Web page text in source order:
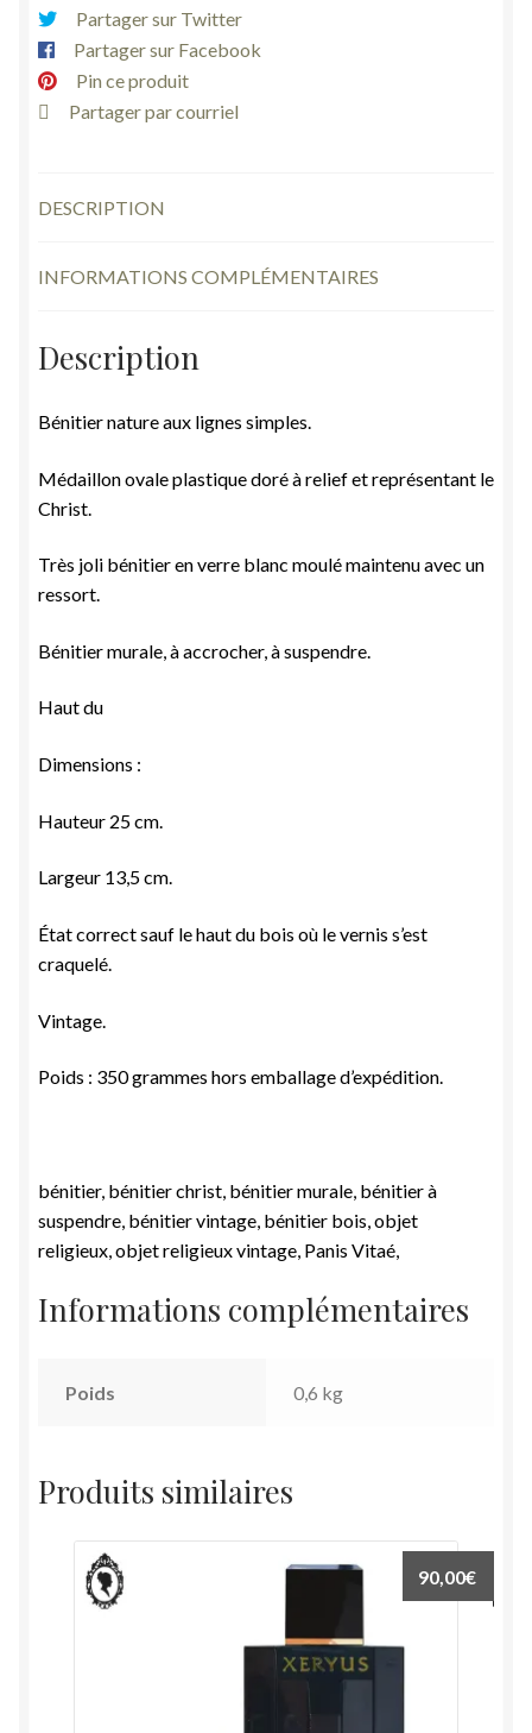
vintagePartager sur Twitter
Partager sur Facebook
Pin ce produit
Partager par courriel
DESCRIPTION
INFORMATIONS COMPLÉMENTAIRES
Description
Bénitier nature aux lignes simples.
Médaillon ovale plastique doré à relief et représentant le
Christ.
Très joli bénitier en verre blanc moulé maintenu avec un
ressort.
Bénitier murale, à accrocher, à suspendre.
Haut du
Dimensions :
Hauteur 25 cm.
Largeur 13,5 cm.
État correct sauf le haut du bois où le vernis s’est
craquelé.
Vintage.
Poids : 350 grammes hors emballage d’expédition.
bénitier, bénitier christ, bénitier murale, bénitier à
suspendre, bénitier vintage, bénitier bois, objet
religieux, objet religieux vintage, Panis Vitaé,
Informations complémentaires
Poids 0,6 kg
Produits similaires
90,00€